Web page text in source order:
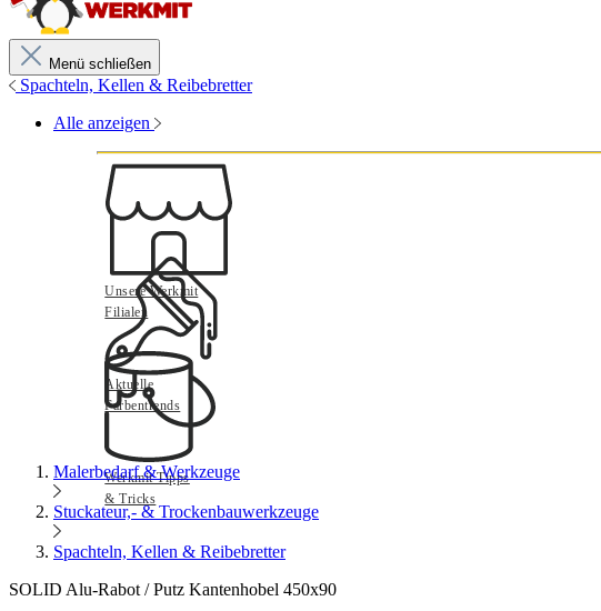
Menü schließen
Spachteln, Kellen & Reibebretter
Alle anzeigen
Unsere Werkmit
Filialen
Aktuelle
Farbentrends
Werkmit Tipps
& Tricks
Malerbedarf & Werkzeuge
Stuckateur,- & Trockenbauwerkzeuge
Spachteln, Kellen & Reibebretter
SOLID Alu-Rabot / Putz Kantenhobel 450x90